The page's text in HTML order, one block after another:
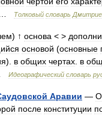
Толковый словарь
) ↑ основа < >
основой (основные
). в общих чертах в
Идеографический словарь
Аравии —
после конституции